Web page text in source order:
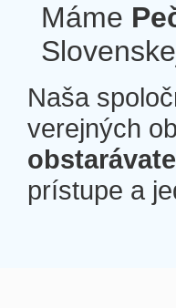
Máme
Naša
verejných
prístupe a